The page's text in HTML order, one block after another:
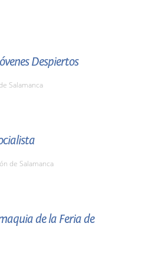
Despiertos
Salamanca
de Salamanca
de la Feria de